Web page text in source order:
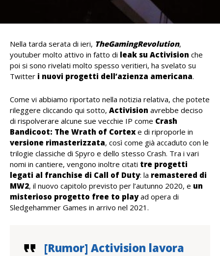
Nella tarda serata di ieri, TheGamingRevolution,
youtuber molto attivo in fatto di leak su Activision che
poi si sono rivelati molto spesso veritieri, ha svelato su
Twitter i nuovi progetti dell’azienza americana.
Come vi abbiamo riportato nella notizia relativa, che potete
rileggere cliccando qui sotto, Activision avrebbe deciso
di rispolverare alcune sue vecchie IP come Crash
Bandicoot: The Wrath of Cortexe di riproporle in
versione rimasterizzata, così come già accaduto con le
trilogie classiche di Spyro e dello stesso Crash. Tra i vari
nomi in cantiere, vengono inoltre citati tre progetti
legati al franchise di Call of Duty: la remastered di
MW2, il nuovo capitolo previsto per l’autunno 2020, e un
misterioso progetto free to playad opera di
Sledgehammer Games in arrivo nel 2021.
[Rumor] Activision lavora